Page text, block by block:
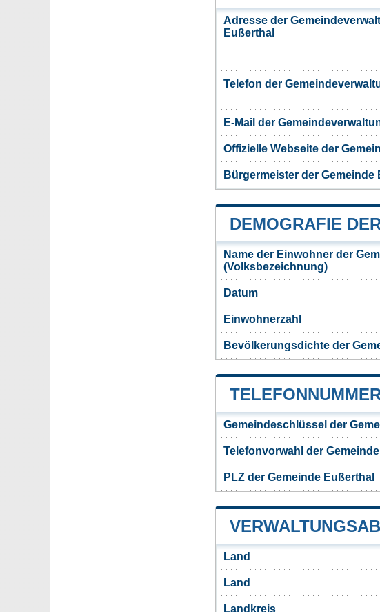
Adresse der
Eußerthal
Telefon der
E-Mail der
Offizielle Webseite der
Bürgermeister der Gemeinde
DEMOGRAFIE
Name der Einwohner der
(Volksbezeichnung)
Datum
Einwohnerzahl
Bevölkerungsdichte der
Gemeindeschlüssel der
Telefonvorwahl der
PLZ der Gemeinde Eußerthal
Land
Land
Landkreis